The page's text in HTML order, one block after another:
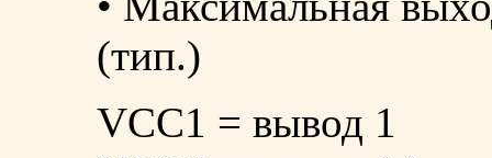
(тип.)
VCC1 = вывод 1